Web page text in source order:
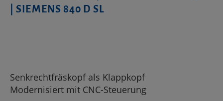
| SIEMENS 840 D SL
Senkrechtfräskopf als Klappkopf
Modernisiert mit CNC-Steuerung